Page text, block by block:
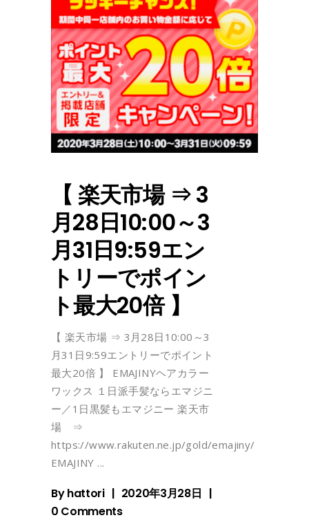
【 楽天市場 ⇒ 3
月28日10:00～3
月31日9:59エン
トリーでポイン
ト最大20倍 】
【 楽天市場 ⇒ 3月28日10:00～3
月31日9:59エントリーでポイント
最大20倍 】 EMAJINYヘアカラー
ワックス １日派手髪ならエマジニ
ー／1日黒髪もエマジニー 楽天市
場 ⇒
https://www.rakuten.ne.jp/gold/emajiny/
EMAJINY
Byhattori
2020年3月28日
0 Comments